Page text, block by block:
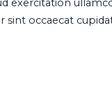
exercitation
sint occaecat